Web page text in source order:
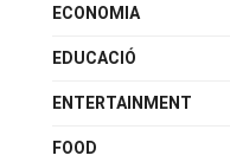
ECONOMIA
EDUCACIÓ
ENTERTAINMENT
FOOD